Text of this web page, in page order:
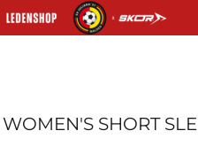
WOMEN'S SHORT